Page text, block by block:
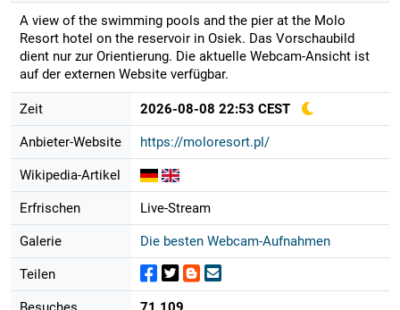
A view of the swimming pools and the pier at the Molo
Resort hotel on the reservoir in Osiek. Das Vorschaubild
dient nur zur Orientierung. Die aktuelle Webcam-Ansicht ist
auf der externen Website verfügbar.
Zeit 2026-08-08 22:53 CEST
Anbieter-Website https://moloresort.pl/
Wikipedia-Artikel
Erfrischen Live-Stream
Galerie Die besten Webcam-Aufnahmen
Teilen